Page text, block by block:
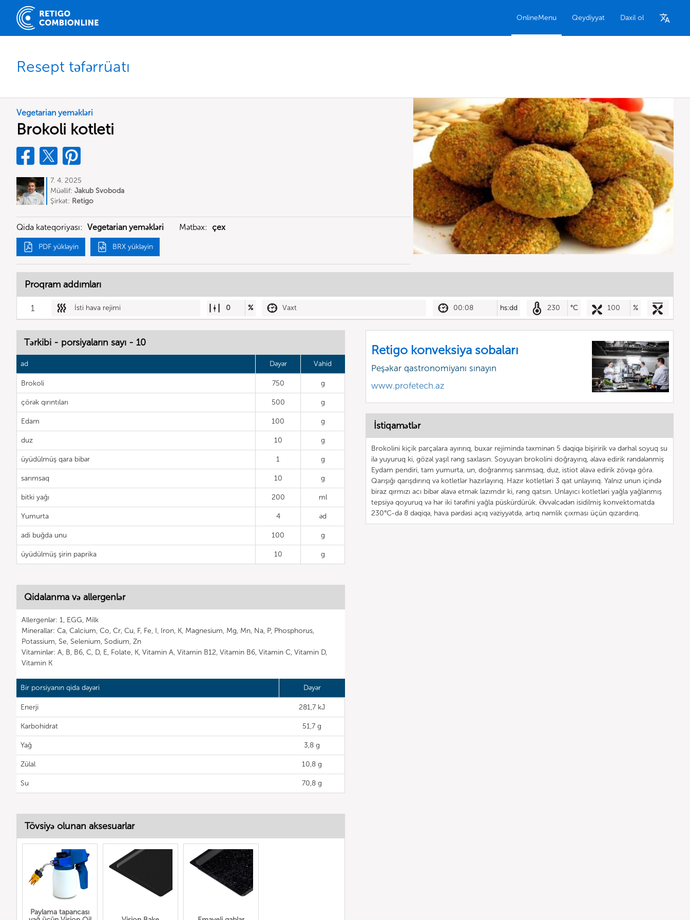
OnlineMenu Qeydiyyat Daxil ol
Resept təfərrüatı
Vegetarian yeməkləri
Brokoli kotleti
7. 4. 2025
Müəllif: Jakub Svoboda
Şirkət: Retigo
Qida kateqoriyası: Vegetarian yeməkləri Mətbəx: çex
PDF yükləyin BRX yükləyin
Proqram addımları
1 İsti hava rejimi 0 % Vaxt 00:08 hs:dd 230 °C 100 %
Tərkibi - porsiyaların sayı - 10
ad Dəyər Vahid
Brokoli 750 g
çörək qırıntıları 500 g
Edam 100 g
duz 10 g
üyüdülmüş qara bibər 1 g
sarımsaq 10 g
bitki yağı 200 ml
Yumurta 4 əd
adi buğda unu 100 g
üyüdülmüş şirin paprika 10 g
Qidalanma və allergenlər
Allergenlər: 1, EGG, Milk
Minerallar: Ca, Calcium, Co, Cr, Cu, F, Fe, I, Iron, K, Magnesium, Mg, Mn, Na, P, Phosphorus,
Potassium, Se, Selenium, Sodium, Zn
Vitaminlər: A, B, B6, C, D, E, Folate, K, Vitamin A, Vitamin B12, Vitamin B6, Vitamin C, Vitamin D,
Vitamin K
Bir porsiyanın qida dəyəri Dəyər
Enerji 281,7 kJ
Karbohidrat 51,7 g
Yağ 3,8 g
Zülal 10,8 g
Su 70,8 g
Retigo konveksiya sobaları
Peşəkar qastronomiyanı sınayın
www.profetech.az
İstiqamətlər
Brokolini kiçik parçalara ayırırıq, buxar rejimində təxminən 5 dəqiqə bişiririk və dərhal soyuq su
ilə yuyuruq ki, gözəl yaşıl rəng saxlasın. Soyuyan brokolini doğrayırıq, əlavə edirik rəndələnmiş
Eydam pendiri, tam yumurta, un, doğranmış sarımsaq, duz, istiot əlavə edirik zövqə görə.
Qarışığı qarışdırırıq və kotletlər hazırlayırıq. Hazır kotletləri 3 qat unlayırıq. Yalnız unun içində
biraz qırmızı acı bibər əlavə etmək lazımdır ki, rəng qatsın. Unlayıcı kotletləri yağla yağlanmış
tepsiyə qoyuruq və hər iki tərəfini yağla püskürdürük. Əvvəlcədən isidilmiş konvektomatda
230°C-də 8 dəqiqə, hava pərdəsi açıq vəziyyətdə, artıq nəmlik çıxması üçün qızardırıq.
Tövsiyə olunan aksesuarlar
Paylama tapancası